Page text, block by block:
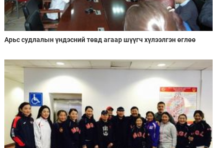
Арьс судлалын үндэсний төвд агаар шүүгч хүлээлгэн өглөө